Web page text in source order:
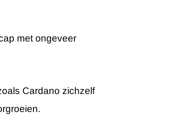
met ongeveer
Cardano zichzelf